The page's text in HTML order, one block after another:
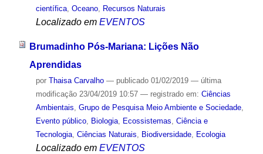
científica, Oceano, Recursos Naturais
Localizado em EVENTOS
Brumadinho Pós-Mariana: Lições Não
Aprendidas
por Thaisa Carvalho — publicado01/02/2019 — última
modificação23/04/2019 10:57 — registrado em: Ciências
Ambientais, Grupo de Pesquisa Meio Ambiente e Sociedade,
Evento público, Biologia, Ecossistemas, Ciência e
Tecnologia, Ciências Naturais, Biodiversidade, Ecologia
Localizado em EVENTOS